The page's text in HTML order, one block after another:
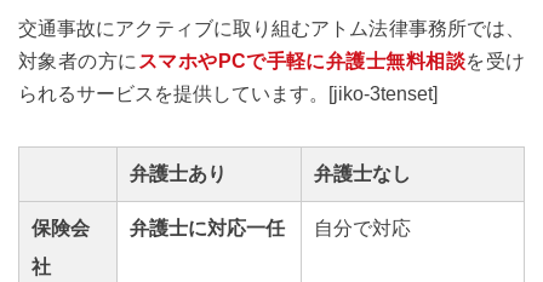
交通事故にアクティブに取り組むアトム法律事務所では、
対象者の方に スマホやPCで手軽に弁護士無料相談を受け
られるサービスを提供しています。[jiko-3tenset]
弁護士あり 弁護士なし
保険会
社
弁護士に対応一任 自分で対応